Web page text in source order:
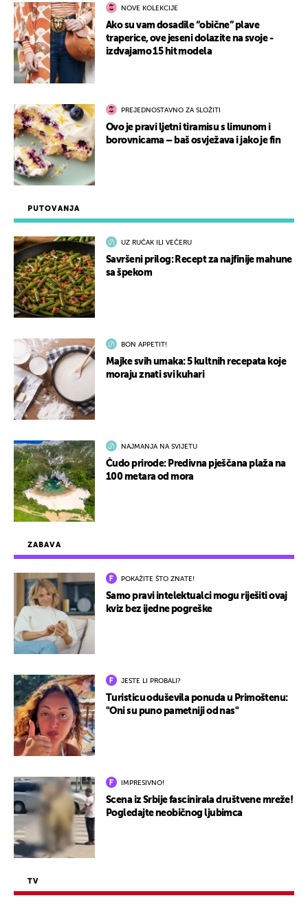
ZABAVA
POKAŽITE ŠTO ZNATE!
Samo pravi intelektualci mogu riješiti ovaj
kviz bez ijedne pogreške
JESTE LI PROBALI?
Turisticu oduševila ponuda u Primoštenu:
"Oni su puno pametniji od nas"
IMPRESIVNO!
Scena iz Srbije fascinirala društvene mreže!
Pogledajte neobičnog ljubimca
TV
PUTOVANJA
UZ RUČAK ILI VEČERU
Savršeni prilog: Recept za najfinije mahune
sa špekom
BON APPETIT!
Majke svih umaka: 5 kultnih recepata koje
moraju znati svi kuhari
NAJMANJA NA SVIJETU
Čudo prirode: Predivna pješčana plaža na
100 metara od mora
NOVE KOLEKCIJE
Ako su vam dosadile “obične” plave
traperice, ove jeseni dolazite na svoje -
izdvajamo 15 hit modela
PREJEDNOSTAVNO ZA SLOŽITI
Ovo je pravi ljetni tiramisu s limunom i
borovnicama – baš osvježava i jako je fin